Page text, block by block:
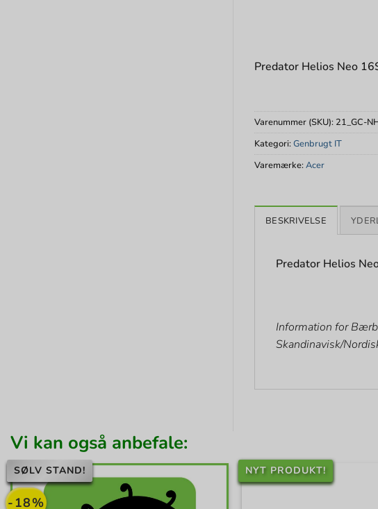
Predator Helios Neo
Varenummer (SKU): 21_GC-
Kategori:Genbrugt IT
Varemærke:Acer
BESKRIVELSE
Predator Helios
Information for
Skandinavisk/
Vi kan også anbefale:
-18%
SØLV STAND! NYT PRODUKT!